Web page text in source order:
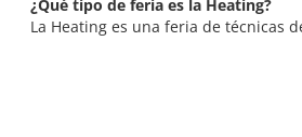
¿Qué tipo de feria es la Heating?
La Heating es una feria de técnicas